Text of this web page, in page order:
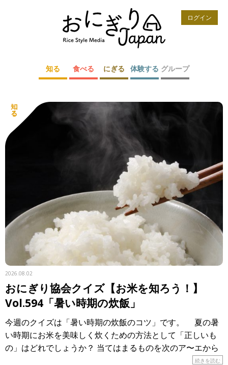
ログイン
知る 食べる にぎる 体験する グループ
2026.08.02
おにぎり協会クイズ【お米を知ろう！】
Vol.594「暑い時期の炊飯」
今週のクイズは「暑い時期の炊飯のコツ」です。 夏の暑
い時期にお米を美味しく炊くための方法として「正しいも
の」はどれでしょうか？ 当てはまるものを次のア〜エから
続きを読む